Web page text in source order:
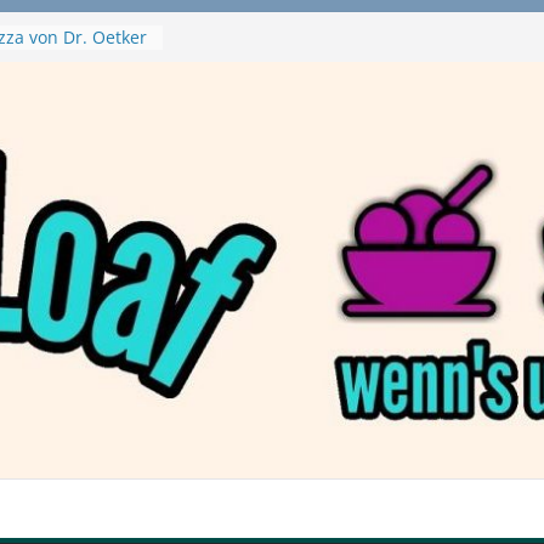
von Dr. Oetker
Nuggets und
vegan?
/